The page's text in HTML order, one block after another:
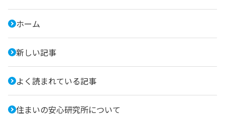
ホーム
新しい記事
よく読まれている記事
住まいの安心研究所について